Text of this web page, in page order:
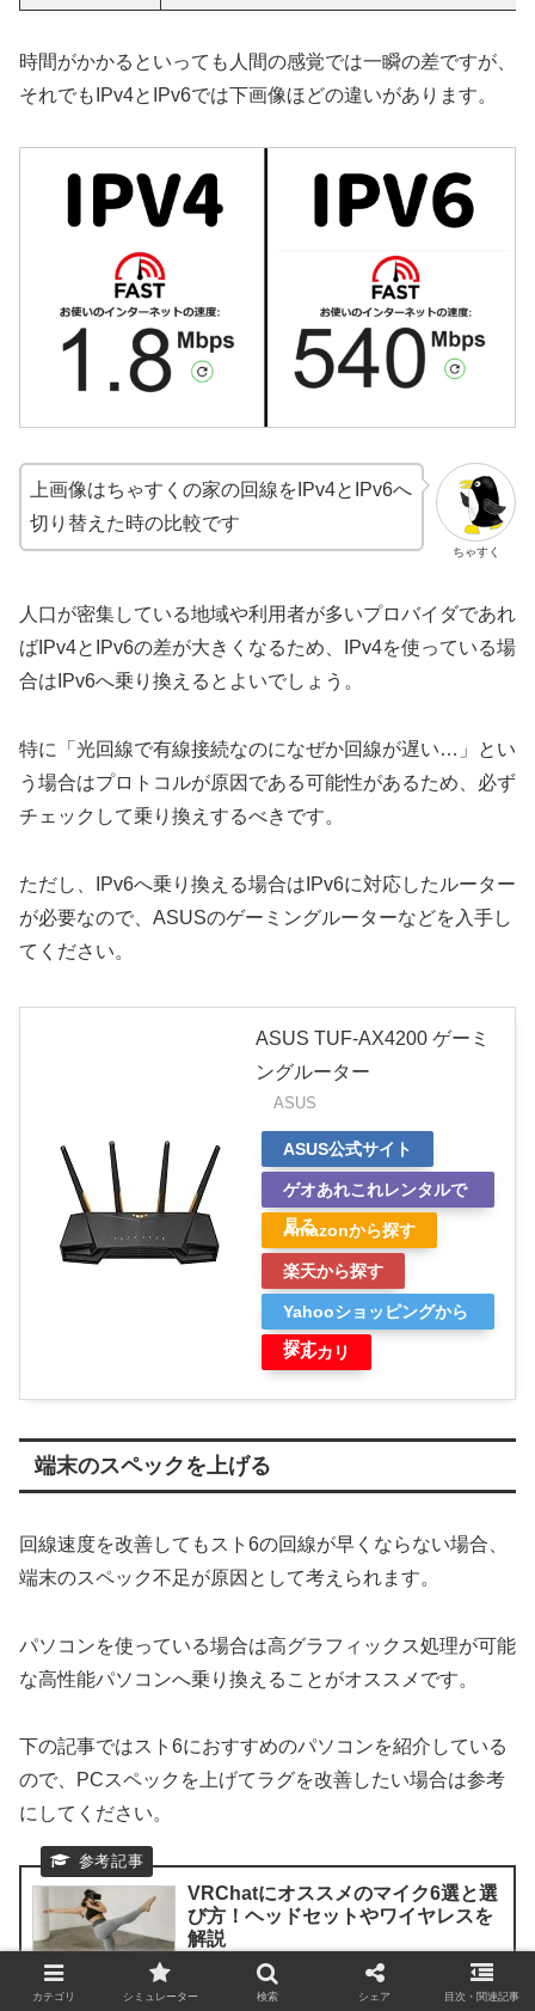
時間がかかるといっても人間の感覚では一瞬の差ですが、
それでもIPv4とIPv6では下画像ほどの違いがあります。
ちゃすく
上画像はちゃすくの家の回線をIPv4とIPv6へ
切り替えた時の比較です
人口が密集している地域や利用者が多いプロバイダであれ
ばIPv4とIPv6の差が大きくなるため、IPv4を使っている場
合はIPv6へ乗り換えるとよいでしょう。
特に「光回線で有線接続なのになぜか回線が遅い…」とい
う場合はプロトコルが原因である可能性があるため、必ず
チェックして乗り換えするべきです。
ただし、IPv6へ乗り換える場合はIPv6に対応したルーター
が必要なので、ASUSのゲーミングルーターなどを入手し
てください。
ASUS TUF-AX4200 ゲーミ
ングルーター
ASUS
ASUS公式サイト
ゲオあれこれレンタルで
見る
Amazonから探す
楽天から探す
Yahooショッピングから
探す
メルカリ
端末のスペックを上げる
回線速度を改善してもスト6の回線が早くならない場合、
端末のスペック不足が原因として考えられます。
パソコンを使っている場合は高グラフィックス処理が可能
な高性能パソコンへ乗り換えることがオススメです。
下の記事ではスト6におすすめのパソコンを紹介している
ので、PCスペックを上げてラグを改善したい場合は参考
にしてください。
VRChatにオススメのマイク6選と選
び方！ヘッドセットやワイヤレスを
解説
カテゴリ シミュレーター 検索 シェア 目次・関連記事